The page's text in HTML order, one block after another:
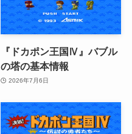
『ドカポン王国Ⅳ』バブル
の塔の基本情報
2026年7月6日